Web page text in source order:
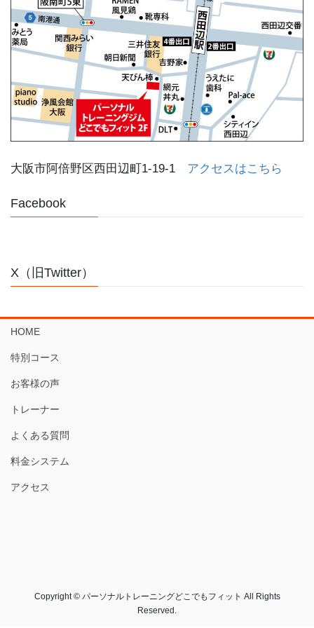
大阪市阿倍野区西田辺町1-19-1 アクセスはこちら
Facebook
X（旧Twitter）
HOME
特別コース
お客様の声
トレーナー
よくある質問
料金システム
アクセス
Copyright © パーソナルトレーニングどこでもフィット All Rights
Reserved.